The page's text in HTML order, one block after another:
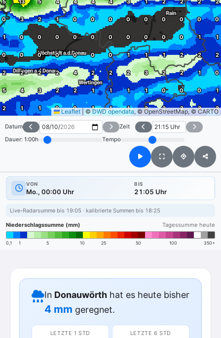
Leaflet © DWD opendata, © OpenStreetMap, © CARTO
Datum
Zeit
Dauer: 1:00h Tempo
VON
Mo., 00:00 Uhr
BIS
21:05 Uhr
Live-Radarsumme bis 19:05 · kalibrierte Summen bis 18:25
Niederschlagssumme (mm) Tagessumme heute
0,1 1 5 10 25 50 100 350+
In Donauwörth hat es heute bisher
4 mm geregnet.
LETZTE 1 STD LETZTE 6 STD